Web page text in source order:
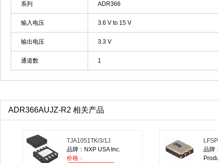
系列 ADR366
输入电压 3.6 V to 15 V
输出电压 3.3 V
通道数 1
ADR366AUJZ-R2 相关产品
TJA1051TK/3/1J
品牌：NXP USA Inc.
价格：
品牌